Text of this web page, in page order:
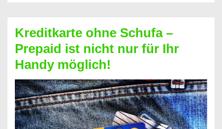
Neueröffnung
trotz
Schufaeintrag
möglich
Kreditkarte ohne Schufa –
Prepaid ist nicht nur für Ihr
Handy möglich!